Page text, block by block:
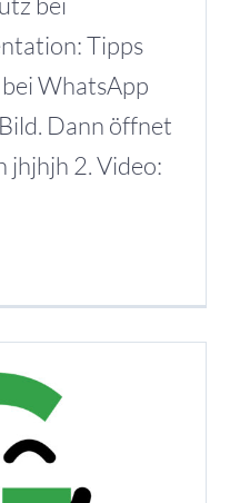
Tipps
WhatsApp
Dann öffnet
jhjhjh 2. Video: